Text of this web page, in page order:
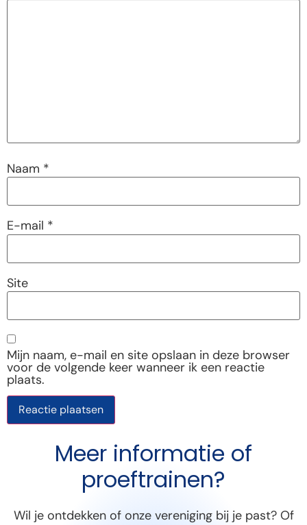
Naam *
E-mail *
Site
Mijn naam, e-mail en site opslaan in deze browser
voor de volgende keer wanneer ik een reactie
plaats.
Meer informatie of
proeftrainen?
Wil je ontdekken of onze vereniging bij je past? Of